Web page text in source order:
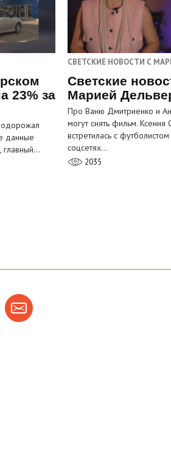
23% за
данные
главный…
СВЕТСКИЕ НОВОСТИ С
Светские
Марией
Про Ваню Дмитриенко и
могут снять фильм. Ксения
встретилась с
соцсетях…
2035